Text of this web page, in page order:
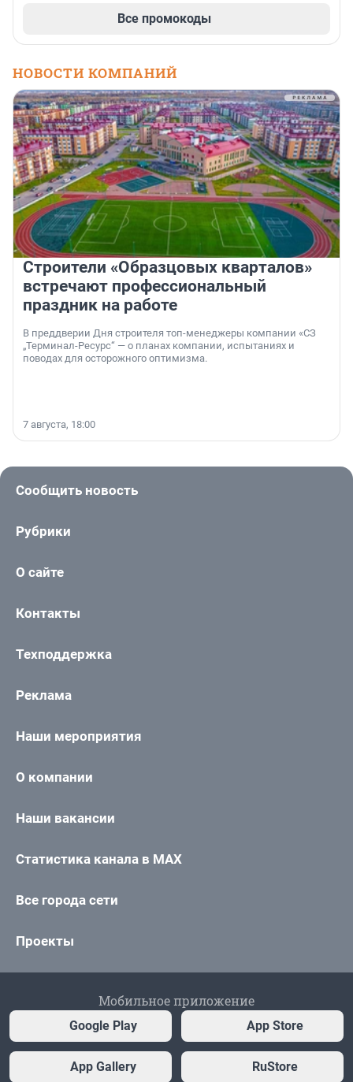
Все промокоды
НОВОСТИ КОМПАНИЙ
Строители «Образцовых кварталов»
встречают профессиональный
праздник на работе
В преддверии Дня строителя топ-менеджеры компании «СЗ
„Терминал-Ресурс“ — о планах компании, испытаниях и
поводах для осторожного оптимизма.
7 августа, 18:00
Сообщить новость
Рубрики
О сайте
Контакты
Техподдержка
Реклама
Наши мероприятия
О компании
Наши вакансии
Статистика канала в MAX
Все города сети
Проекты
Мобильное приложение
Google Play App Store
App Gallery RuStore